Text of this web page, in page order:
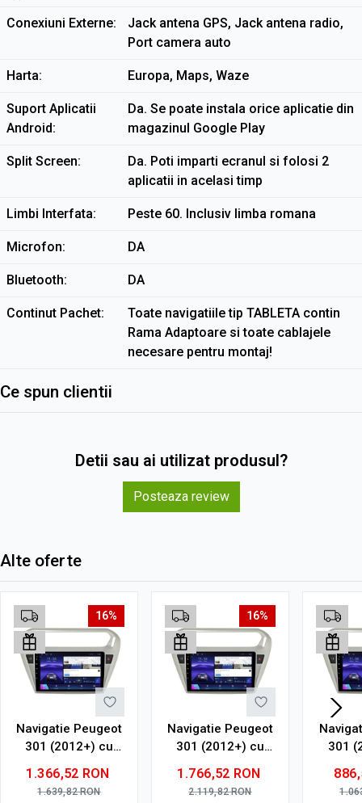
Conexiuni Externe
Jack antena GPS, Jack antena radio,
Port camera auto
Harta Europa, Maps, Waze
Suport Aplicatii
Android
Da. Se poate instala orice aplicatie din
magazinul Google Play
Split Screen
Da. Poti imparti ecranul si folosi 2
aplicatii in acelasi timp
Limbi Interfata Peste 60. Inclusiv limba romana
Microfon DA
Bluetooth DA
Continut Pachet
Toate navigatiile tip TABLETA contin
Rama Adaptoare si toate cablajele
necesare pentru montaj!
Ce spun clientii
Detii sau ai utilizat produsul?
Posteaza review
Alte oferte
16%
Navigatie Peugeot
301 (2012+) cu
128GB ROM, Ecran
QLED 9"
1.366,52 RON
1.639,82RON
16%
Navigatie Peugeot
301 (2012+) cu
128GB ROM, Ecran
QLED 9"
1.766,52 RON
2.119,82RON
301
32GB
9"